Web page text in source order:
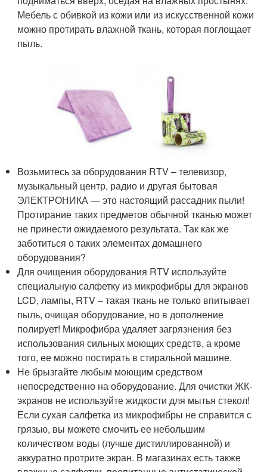
Мебель с обивкой из кожи или из искусственной кожи
можно протирать влажной ткань, которая поглощает
пыль.
Возьмитесь за оборудования RTV – телевизор,
музыкальный центр, радио и другая бытовая
ЭЛЕКТРОНИКА — это настоящий рассадник пыли!
Протирание таких предметов обычной тканью может
не принести ожидаемого результата. Так как же
заботиться о таких элементах домашнего
оборудования?
Для очищения оборудования RTV используйте
специальную салфетку из микрофибры для экранов
LCD, лампы, RTV – такая ткань не только впитывает
пыль, очищая оборудование, но в дополнение
полирует! Микрофибра удаляет загрязнения без
использования сильных моющих средств, а кроме
того, ее можно постирать в стиральной машине.
Не брызгайте любым моющим средством
непосредственно на оборудование. Для очистки ЖК-
экранов не используйте жидкости для мытья стекол!
Если сухая салфетка из микрофибры не справится с
грязью, вы можете смочить ее небольшим
количеством воды (лучше дистиллированной) и
аккуратно протрите экран. В магазинах есть также